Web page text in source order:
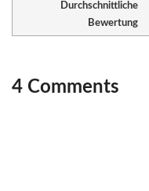
Durchschnittliche
Bewertung
4 Comments